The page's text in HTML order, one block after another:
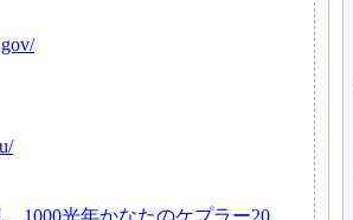
1000光年かなたのケプラー20